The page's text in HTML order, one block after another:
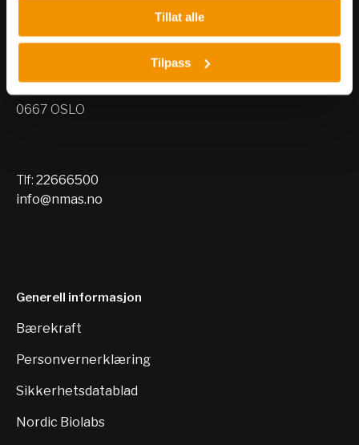
Tillat alle
Tilpass
Nils Hansens vei 8
0667 OSLO
Tlf: 22666500
info@nmas.no
Generell informasjon
Bærekraft
Personvernerklæring
Sikkerhetsdatablad
Nordic Biolabs